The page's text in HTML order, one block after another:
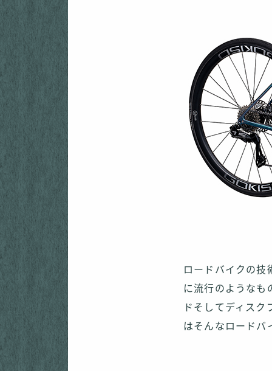
ロードバイクの技
に流行のようなも
ドそしてディス
はそんなロードバ